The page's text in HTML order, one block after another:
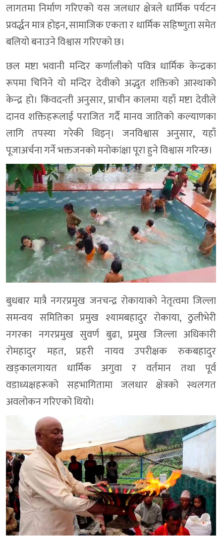
लागतमा निर्माण गरिएको यस जलधार क्षेत्रले धार्मिक पर्यटन
प्रवर्द्धन मात्र होइन, सामाजिक एकता र धार्मिक सहिष्णुता समेत
बलियो बनाउने विश्वास गरिएको छ।
छल मष्टा भवानी मन्दिर कर्णालीकाे पवित्र धार्मिक केन्द्रका
रूपमा चिनिने यो मन्दिर देवीको अद्भुत शक्तिकाे आस्थाको
केन्द्र हो। किंवदन्ती अनुसार, प्राचीन कालमा यहाँ मष्टा देवीले
दानव शक्तिहरूलाई पराजित गर्दै मानव जातिको कल्याणका
लागि तपस्या गरेकी थिइन्। जनविश्वास अनुसार, यहाँ
पूजाअर्चना गर्ने भक्तजनकाे मनोकांक्षा पूरा हुने विश्वास गरिन्छ।
बुधबार मात्रै नगरप्रमुख जनचन्द्र रोकायाको नेतृत्वमा जिल्ला
समन्वय समितिका प्रमुख श्यामबहादुर रोकाया, ठुलीभेरी
नगरका नगरप्रमुख सुवर्ण बुढा, प्रमुख जिल्ला अधिकारी
रोमहादुर महत, प्रहरी नायव उपरीक्षक रुकबहादुर
खड्कालगायत धार्मिक अगुवा र वर्तमान तथा पूर्व
वडाध्यक्षहरूको सहभागितामा जलधार क्षेत्रको स्थलगत
अवलोकन गरिएको थियो।